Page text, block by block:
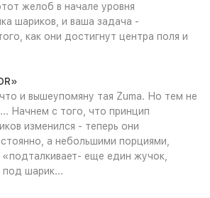
желоб в начале уровня
шариков, и ваша задача -
как они достигнут центра поля и
и вышеупомяну тая Zuma. Но тем не
Начнем с того, что принцип
изменился - теперь они
а небольшими порциями,
еще един жучок,
под шарик...